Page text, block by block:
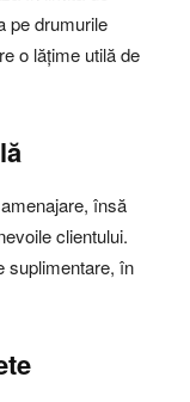
pe drumurile
o lățime utilă de
însă
clientului.
suplimentare, în